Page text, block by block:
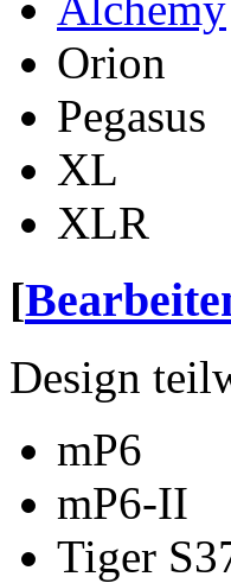
Orion
Pegasus
XL
XLR
[
Design
mP6
mP6-II
Tiger